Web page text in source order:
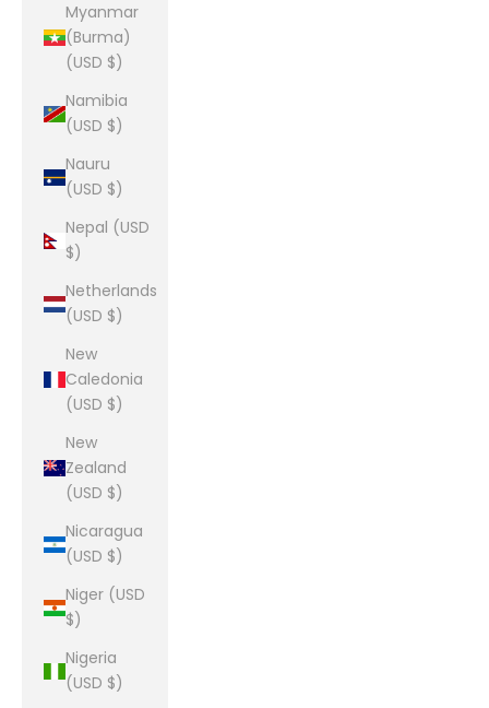
Myanmar
(Burma)
(USD $)
Namibia
(USD $)
Nauru
(USD $)
Nepal (USD
$)
Netherlands
(USD $)
New
Caledonia
(USD $)
New
Zealand
(USD $)
Nicaragua
(USD $)
Niger (USD
$)
Nigeria
(USD $)